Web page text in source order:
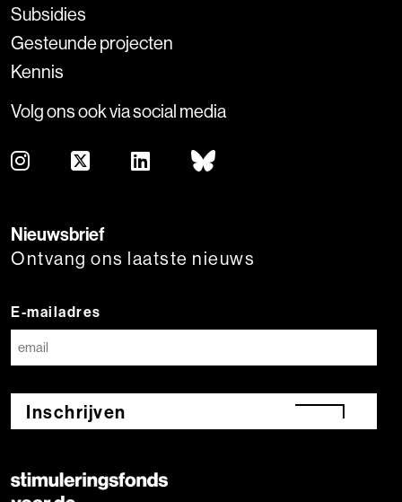
Subsidies
Gesteunde projecten
Kennis
Volg ons ook via social media
Nieuwsbrief
Ontvang ons laatste nieuws
E-mailadres
Inschrijven